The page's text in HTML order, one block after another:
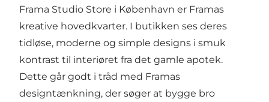
Frama Studio Store i København er Framas
kreative hovedkvarter. I butikken ses deres
tidløse, moderne og simple designs i smuk
kontrast til interiøret fra det gamle apotek.
Dette går godt i tråd med Framas
designtænkning, der søger at bygge bro